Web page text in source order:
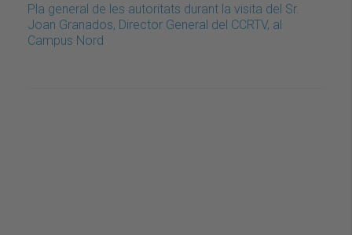
Pla general de les autoritats durant la visita del Sr.
Joan Granados, Director General del CCRTV, al
Campus Nord